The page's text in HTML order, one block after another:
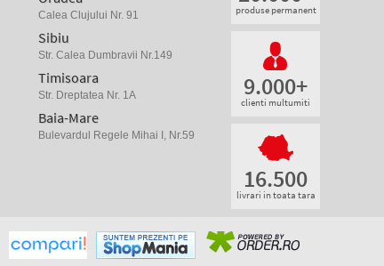
Calea Clujului Nr. 91
Sibiu
Str. Calea Dumbravii Nr.149
Timisoara
Str. Dreptatea Nr. 1A
Baia-Mare
Bulevardul Regele Mihai I, Nr.59
produse permanent
9.000+
clienti multumiti
16.500
livrari in toata tara